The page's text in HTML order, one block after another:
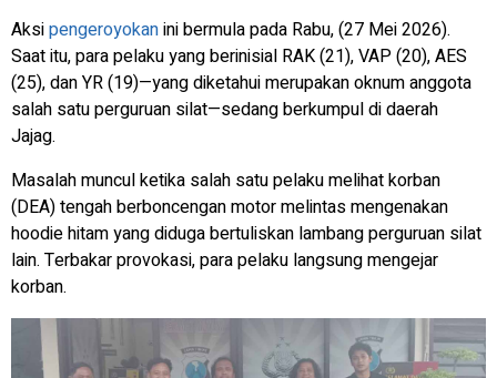
Aksipengeroyokanini bermula pada Rabu, (27 Mei 2026).
Saat itu, para pelaku yang berinisial RAK (21), VAP (20), AES
(25), dan YR (19)—yang diketahui merupakan oknum anggota
salah satu perguruan silat—sedang berkumpul di daerah
Jajag.
Masalah muncul ketika salah satu pelaku melihat korban
(DEA) tengah berboncengan motor melintas mengenakan
hoodie hitam yang diduga bertuliskan lambang perguruan silat
lain. Terbakar provokasi, para pelaku langsung mengejar
korban.